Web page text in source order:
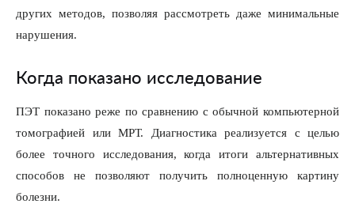
других методов, позволяя рассмотреть даже минимальные
нарушения.
Когда показано исследование
ПЭТ показано реже по сравнению с обычной компьютерной
томографией или МРТ. Диагностика реализуется с целью
более точного исследования, когда итоги альтернативных
способов не позволяют получить полноценную картину
болезни.